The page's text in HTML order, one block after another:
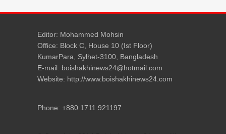
Editor: Mohammed Mohsin
Office: Block C, House 10 (Ist Floor)
KumarPara, Sylhet-3100, Bangladesh
E-mail: boishakhinews24@hotmail.com
Website: http://www.boishakhinews24.com
Phone: +880 1711 921197